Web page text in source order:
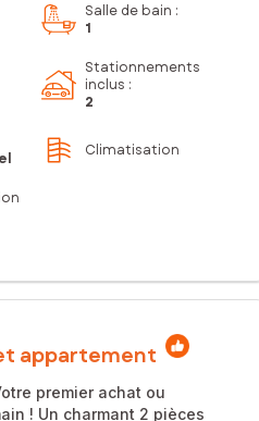
Salle de bain :
1
Stationnements
inclus :
2
Climatisation
appartement
premier achat ou
! Un charmant 2 pièces